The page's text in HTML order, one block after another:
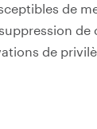
de
de